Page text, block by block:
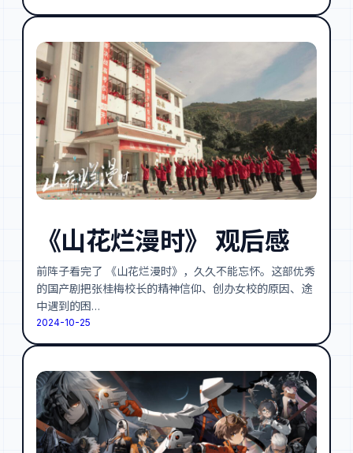
《山花烂漫时》 观后感
前阵子看完了 《山花烂漫时》，久久不能忘怀。这部优秀
的国产剧把张桂梅校长的精神信仰、创办女校的原因、途
中遇到的困…
2024-10-25